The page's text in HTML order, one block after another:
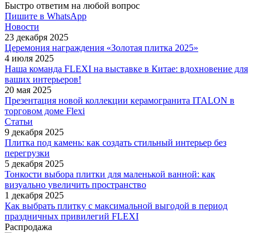
Быстро ответим на любой вопрос
Пишите в WhatsApp
Новости
23 декабря 2025
Церемония награждения «Золотая плитка 2025»
4 июля 2025
Наша команда FLEXI на выставке в Китае: вдохновение для
ваших интерьеров!
20 мая 2025
Презентация новой коллекции керамогранита ITALON в
торговом доме Flexi
Статьи
9 декабря 2025
Плитка под камень: как создать стильный интерьер без
перегрузки
5 декабря 2025
Тонкости выбора плитки для маленькой ванной: как
визуально увеличить пространство
1 декабря 2025
Как выбрать плитку с максимальной выгодой в период
праздничных привилегий FLEXI
Распродажа